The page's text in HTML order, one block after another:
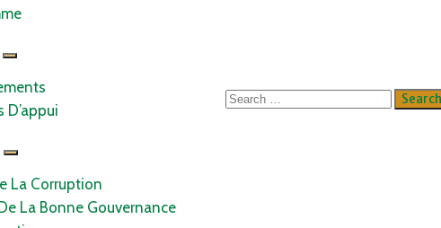
D’appui
La Corruption
La Bonne Gouvernance